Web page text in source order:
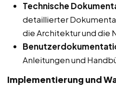
Technische
detaillierter
die Architektur und die
Anleitungen und
Implementierung und